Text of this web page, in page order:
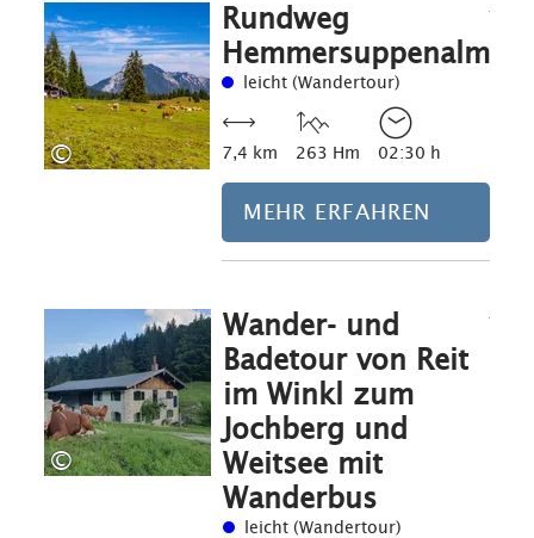
©
Rundweg
Hemmersuppenalm
leicht (Wandertour)
7,4 km 263 Hm 02:30 h
MEHR ERFAHREN
©
Wander- und
Badetour von Reit
im Winkl zum
Jochberg und
Weitsee mit
Wanderbus
leicht (Wandertour)